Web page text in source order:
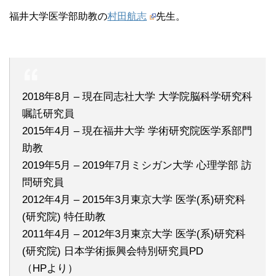
福井大学医学部助教の村田航志 先生。
2018年8月 – 現在同志社大学 大学院脳科学研究科
嘱託研究員
2015年4月 – 現在福井大学 学術研究院医学系部門
助教
2019年5月 – 2019年7月ミシガン大学 心理学部 訪
問研究員
2012年4月 – 2015年3月東京大学 医学(系)研究科
(研究院) 特任助教
2011年4月 – 2012年3月東京大学 医学(系)研究科
(研究院) 日本学術振興会特別研究員PD
（HPより）